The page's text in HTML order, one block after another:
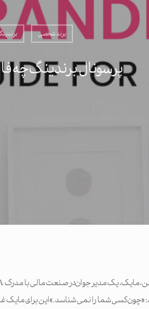
برند شخصی
پرسونال برندینگ چه
کسی شما را نمی شناسد.» این برای مایک